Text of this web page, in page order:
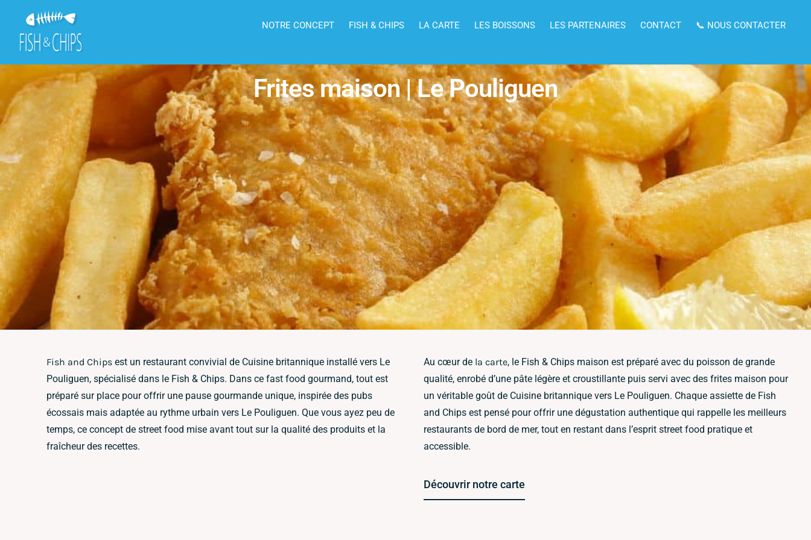
principal
NOTRE CONCEPT FISH & CHIPS LA CARTE LES BOISSONS LES PARTENAIRES CONTACT 📞 NOUS CONTACTER
Frites maison | Le Pouliguen
Fish and Chips est un restaurant convivial de Cuisine britannique installé vers Le
Pouliguen, spécialisé dans le Fish & Chips. Dans ce fast food gourmand, tout est
préparé sur place pour offrir une pause gourmande unique, inspirée des pubs
écossais mais adaptée au rythme urbain vers Le Pouliguen. Que vous ayez peu de
temps, ce concept de street food mise avant tout sur la qualité des produits et la
fraîcheur des recettes.
Au cœur de la carte, le Fish & Chips maison est préparé avec du poisson de grande
qualité, enrobé d’une pâte légère et croustillante puis servi avec des frites maison pour
un véritable goût de Cuisine britannique vers Le Pouliguen. Chaque assiette de Fish
and Chips est pensé pour offrir une dégustation authentique qui rappelle les meilleurs
restaurants de bord de mer, tout en restant dans l’esprit street food pratique et
accessible.
Découvrir notre carte